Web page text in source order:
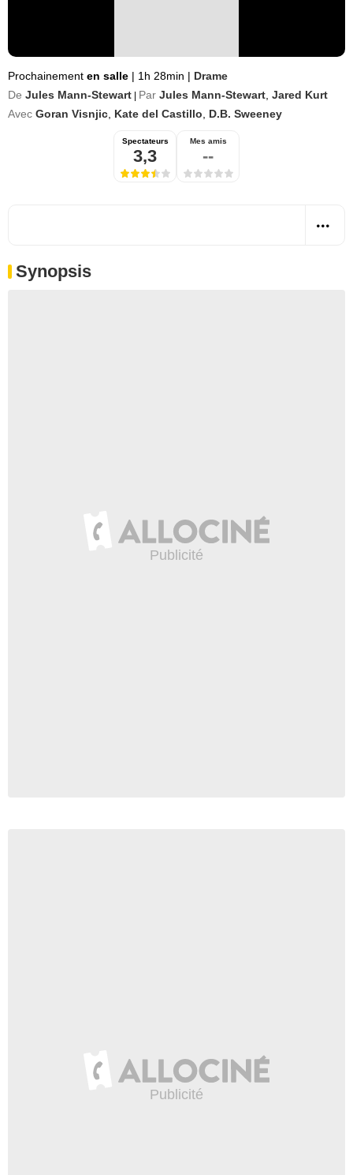
Prochainement en salle | 1h 28min | Drame
De Jules Mann-Stewart Par Jules Mann-Stewart Jared Kurt
Avec Goran Visnjic Kate del Castillo D.B. Sweeney
Spectateurs
3,3
Mes amis
--
Synopsis